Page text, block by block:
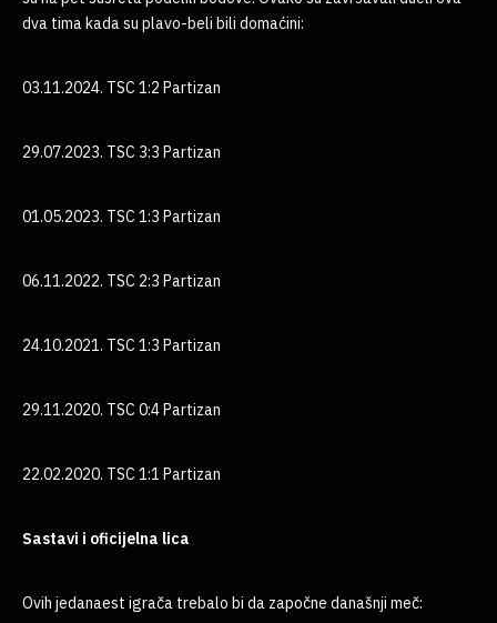
dva tima kada su plavo-beli bili domaćini:
03.11.2024. TSC 1:2 Partizan
29.07.2023. TSC 3:3 Partizan
01.05.2023. TSC 1:3 Partizan
06.11.2022. TSC 2:3 Partizan
24.10.2021. TSC 1:3 Partizan
29.11.2020. TSC 0:4 Partizan
22.02.2020. TSC 1:1 Partizan
Sastavi i oficijelna lica
Ovih jedanaest igrača trebalo bi da započne današnji meč: